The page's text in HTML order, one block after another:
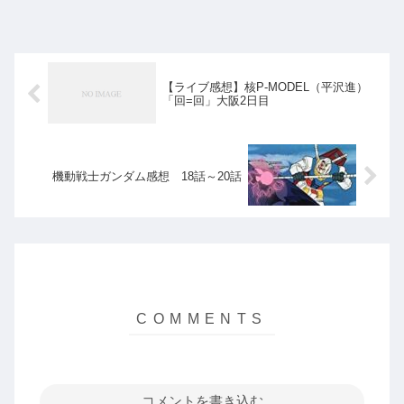
【ライブ感想】核P-MODEL（平沢進）
「回=回」大阪2日目
機動戦士ガンダム感想 18話～20話
コメントを書き込む